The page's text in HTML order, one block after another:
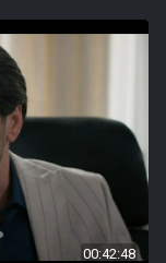
00:42:48